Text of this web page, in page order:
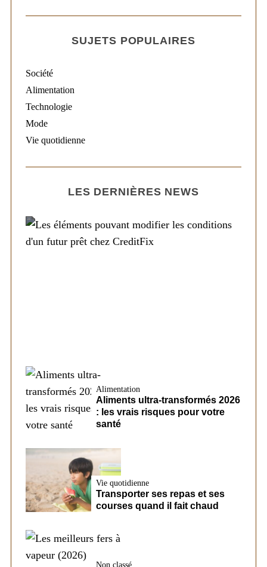
SUJETS POPULAIRES
Société
Alimentation
Technologie
Mode
Vie quotidienne
LES DERNIÈRES NEWS
Alimentation
Aliments ultra-transformés 2026
: les vrais risques pour votre
santé
Vie quotidienne
Transporter ses repas et ses
courses quand il fait chaud
Non classé